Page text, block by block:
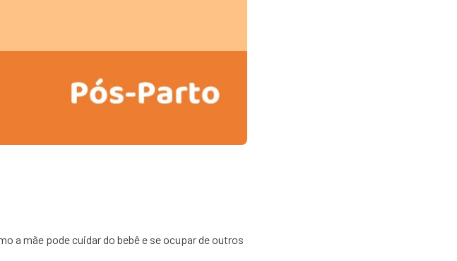
a mãe pode cuidar do bebê e se ocupar de outros